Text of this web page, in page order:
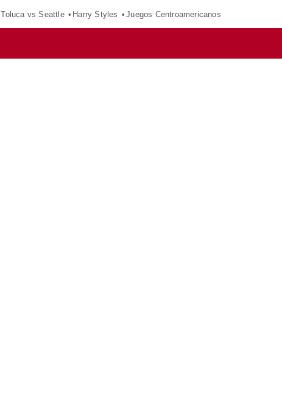
Toluca vs Seattle Harry Styles Juegos Centroamericanos